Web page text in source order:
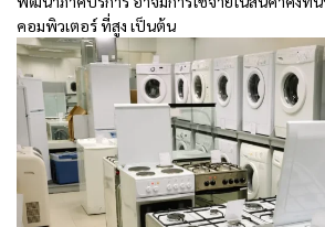
คอมพิวเตอร์ ที่สูง เป็นต้น